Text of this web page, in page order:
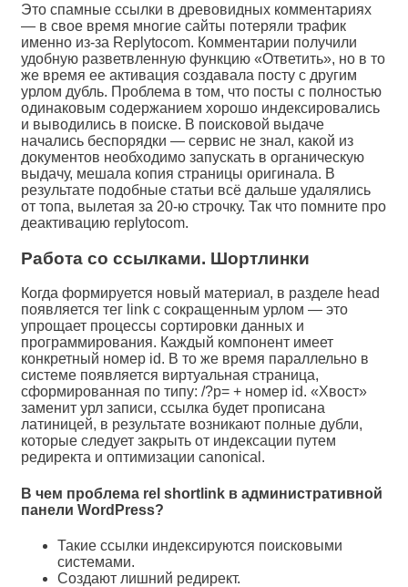
Это спамные ссылки в древовидных комментариях
— в свое время многие сайты потеряли трафик
именно из-за Replytocom. Комментарии получили
удобную разветвленную функцию «Ответить», но в то
же время ее активация создавала посту с другим
урлом дубль. Проблема в том, что посты с полностью
одинаковым содержанием хорошо индексировались
и выводились в поиске. В поисковой выдаче
начались беспорядки — сервис не знал, какой из
документов необходимо запускать в органическую
выдачу, мешала копия страницы оригинала. В
результате подобные статьи всё дальше удалялись
от топа, вылетая за 20-ю строчку. Так что помните про
деактивацию replytocom.
Работа со ссылками. Шортлинки
Когда формируется новый материал, в разделе head
появляется тег link с сокращенным урлом — это
упрощает процессы сортировки данных и
программирования. Каждый компонент имеет
конкретный номер id. В то же время параллельно в
системе появляется виртуальная страница,
сформированная по типу: /?p= + номер id. «Хвост»
заменит урл записи, ссылка будет прописана
латиницей, в результате возникают полные дубли,
которые следует закрыть от индексации путем
редиректа и оптимизации canonical.
В чем проблема rel shortlink в административной
панели WordPress?
Такие ссылки индексируются поисковыми
системами.
Создают лишний редирект.